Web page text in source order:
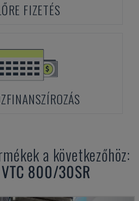
FIZETÉS
a következőhöz:
VTC 800/30SR